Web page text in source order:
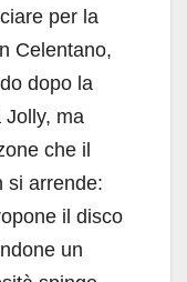
per la
Celentano,
dopo la
Jolly, ma
che il
si arrende:
il disco
un